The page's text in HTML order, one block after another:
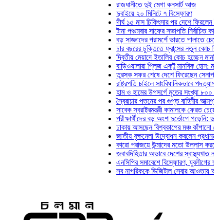
রাজধানীতে দুই মেগা কনসার্ট আজ
দুবাইয়ে ২০ মিনিটে ৭ বিস্ফোরণ
দীর্ঘ ১৫ মাস চিকিৎসার পর দেশে ফিরলেন ইলিয়াস
টানা পঞ্চমবার সাফের সভাপতি নির্বাচিত কাজী
বড় সাজ্জাদের পরামর্শে ভারতে পালাতে
চার বছরের চুক্তিতে ফ্রান্সের নতুন কোচ জিদান
দ্বিতীয় মেয়াদে ইতালির কোচ হচ্ছেন মানচিনি
বাড়িওয়ালারা প্লিজ একটু মানবিক হোন: মনিরা মিঠু
তুরস্ক সফর শেষে দেশে ফিরেছেন সেনাপ্রধান
রাষ্ট্রপতি চাইলে সাংবিধানিকভাবে পদত্যাগ করতে
হাম ও হামের উপসর্গে মৃতের সংখ্যা ৮০০ ছাড়াল
স্বৈরাচার পতনের পর গুপ্ত বাহিনীর আত্মপ্রকাশ:
সাবেক স্বরাষ্ট্রমন্ত্রী কামালকে ফেরত চেয়ে
পরীক্ষার্থীদের বড় অংশ দুর্ভোগে পড়েনি: ড.
ঢাকায় আসছেন বিশ্বকাপের মঞ্চ কাঁপানো সেই
জাতীয় বৃক্ষমেলা উদ্বোধন করলেন প্রধানমন্ত্রী
কারো পরাজয়ে উন্মাদের মতো উল্লাস করতে হয়
জবাবদিহিতার অভাবে দেশের স্বাস্থ্যখাত নানা
এনসিপির সমাবেশে বিস্ফোরণ, যুবলীগের দুই
সব নাগরিককে ডিজিটাল সেবার আওতায় আনতে